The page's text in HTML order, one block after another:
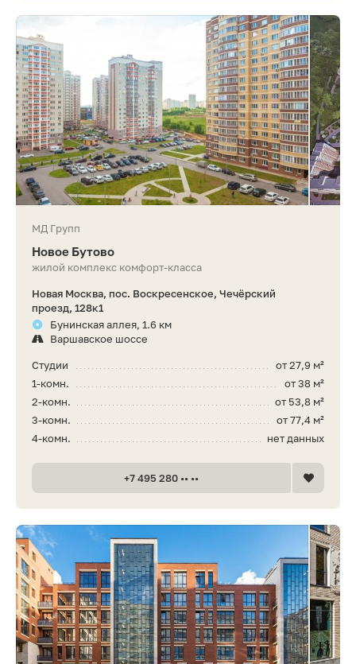
МД Групп
Новое Бутово
жилой комплекс комфорт-класса
Новая Москва, пос. Воскресенское, Чечёрский
проезд, 128к1
Бунинская аллея, 1.6 км
Варшавское шоссе
от 27,9 м²
Студии
от 38 м²
1-комн.
от 53,8 м²
2-комн.
от 77,4 м²
3-комн.
нет данных
4-комн.
+7 495 280 •• ••